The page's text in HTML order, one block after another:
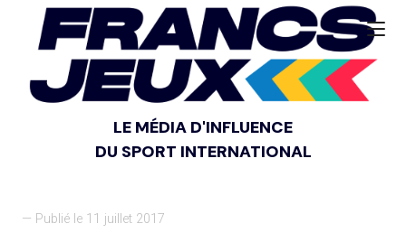
LE MÉDIA D'INFLUENCE
DU SPORT INTERNATIONAL
— Publié le 11 juillet 2017